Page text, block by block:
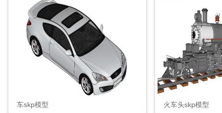
车skp模型 火车头skp模型